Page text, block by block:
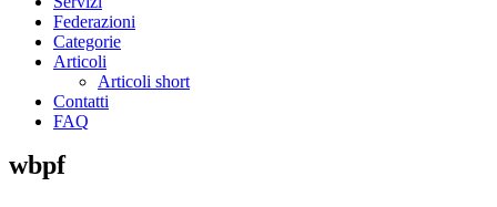
Federazioni
Categorie
Articoli
Articoli short
Contatti
FAQ
wbpf